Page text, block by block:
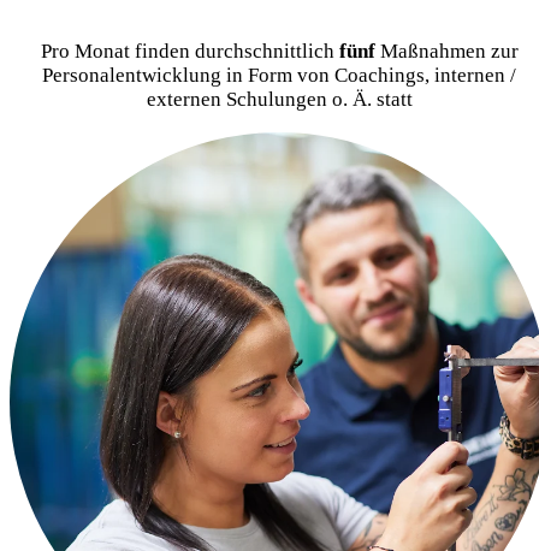
Pro Monat finden durchschnittlich fünfMaßnahmen zur
Personalentwicklung in Form von Coachings, internen /
externen Schulungen o. Ä. statt